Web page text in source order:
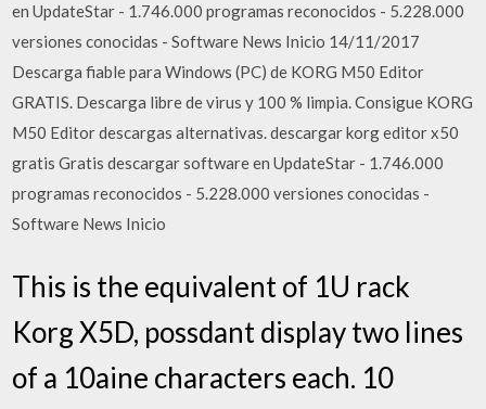
en UpdateStar - 1.746.000 programas reconocidos - 5.228.000
versiones conocidas - Software News Inicio 14/11/2017
Descarga fiable para Windows (PC) de KORG M50 Editor
GRATIS. Descarga libre de virus y 100 % limpia. Consigue KORG
M50 Editor descargas alternativas. descargar korg editor x50
gratis Gratis descargar software en UpdateStar - 1.746.000
programas reconocidos - 5.228.000 versiones conocidas -
Software News Inicio
This is the equivalent of 1U rack
Korg X5D, possdant display two lines
of a 10aine characters each. 10